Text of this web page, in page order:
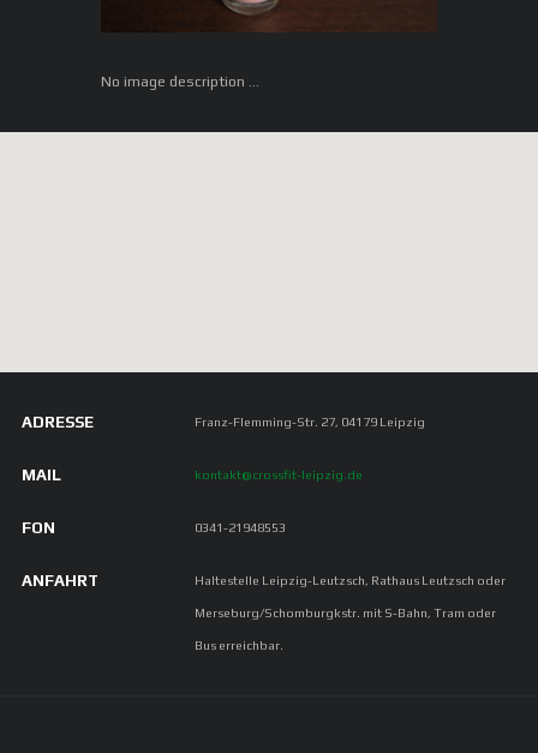
No image description ...
ADRESSE Franz-Flemming-Str. 27, 04179 Leipzig
MAIL kontakt@crossfit-leipzig.de
FON 0341-21948553
ANFAHRT Haltestelle Leipzig-Leutzsch, Rathaus Leutzsch oder
Merseburg/Schomburgkstr. mit S-Bahn, Tram oder
Bus erreichbar.